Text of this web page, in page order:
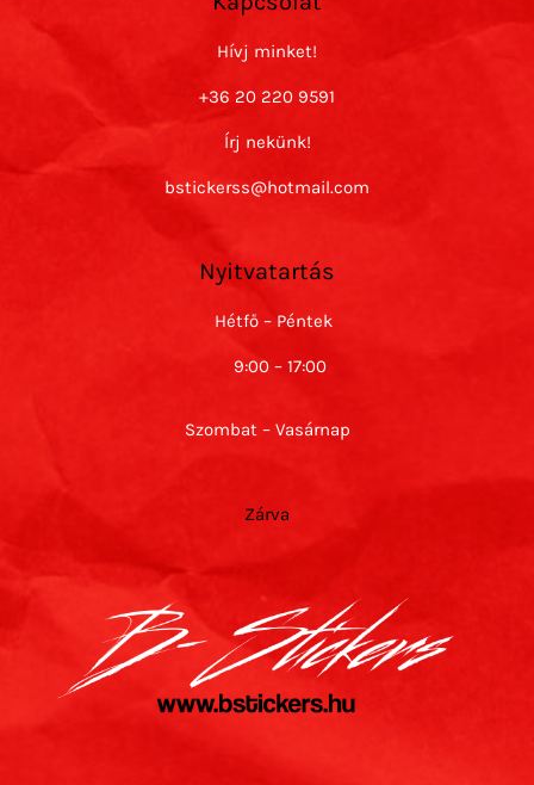
Hívj minket!
+36 20 220 9591
Írj nekünk!
bstickerss@hotmail.com
Nyitvatartás
Hétfő – Péntek
9:00 – 17:00
Szombat – Vasárnap
Zárva